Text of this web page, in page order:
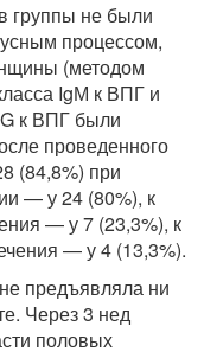
группы не были
процессом,
(методом
IgМ к ВПГ и
к ВПГ были
проведенного
(84,8%) при
— у 24 (80%), к
— у 7 (23,3%), к
— у 4 (13,3%).
предъявляла ни
Через 3 нед
половых